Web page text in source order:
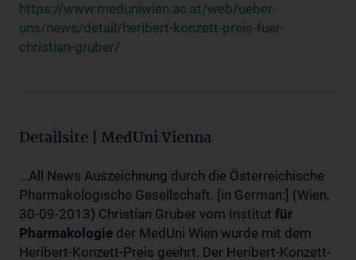
https://www.meduniwien.ac.at/web/ueber-
uns/news/detail/heribert-konzett-preis-fuer-
christian-gruber/
Detailsite | MedUni Vienna
...All News Auszeichnung durch die Österreichische
Pharmakologische Gesellschaft. [in German:] (Wien,
30-09-2013) Christian Gruber vom Institut für
Pharmakologie der MedUni Wien wurde mit dem
Heribert-Konzett-Preis geehrt. Der Heribert-Konzett-